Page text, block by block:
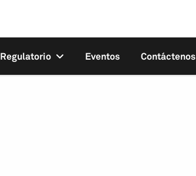
Regulatorio Eventos Contáctenos